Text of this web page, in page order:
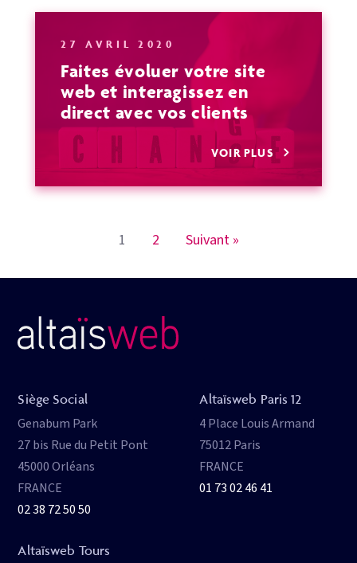
27 AVRIL 2020
Faites évoluer votre site
web et interagissez en
direct avec vos clients
VOIR PLUS
1 2 Suivant »
Siège Social
Genabum Park
27 bis Rue du Petit Pont
45000 Orléans
FRANCE
02 38 72 50 50
Altaïsweb Paris 12
4 Place Louis Armand
75012 Paris
FRANCE
01 73 02 46 41
Altaïsweb Tours